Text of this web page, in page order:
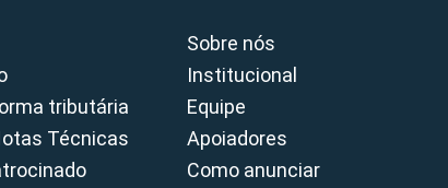
tributária
Técnicas
Sobre nós
Institucional
Equipe
Apoiadores
Como anunciar